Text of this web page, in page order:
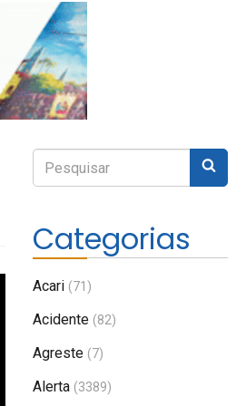
Digite
sua
Enviar
Categorias
Acari (71)
Acidente (82)
Agreste (7)
Alerta (3389)